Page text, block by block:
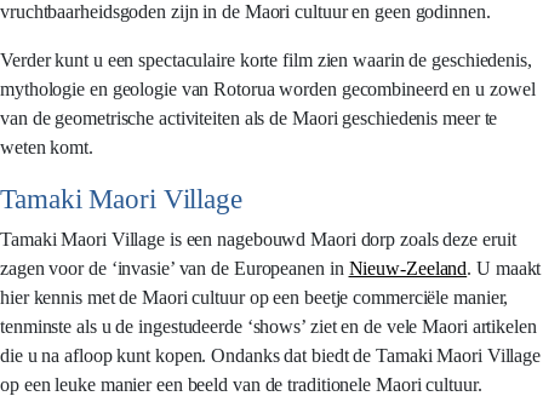
vruchtbaarheidsgoden zijn in de Maori cultuur en geen godinnen.
Verder kunt u een spectaculaire korte film zien waarin de geschiedenis,
mythologie en geologie van Rotorua worden gecombineerd en u zowel
van de geometrische activiteiten als de Maori geschiedenis meer te
weten komt.
Tamaki Maori Village
Tamaki Maori Village is een nagebouwd Maori dorp zoals deze eruit
zagen voor de ‘invasie’ van de Europeanen in Nieuw-Zeeland. U maakt
hier kennis met de Maori cultuur op een beetje commerciële manier,
tenminste als u de ingestudeerde ‘shows’ ziet en de vele Maori artikelen
die u na afloop kunt kopen. Ondanks dat biedt de Tamaki Maori Village
op een leuke manier een beeld van de traditionele Maori cultuur.